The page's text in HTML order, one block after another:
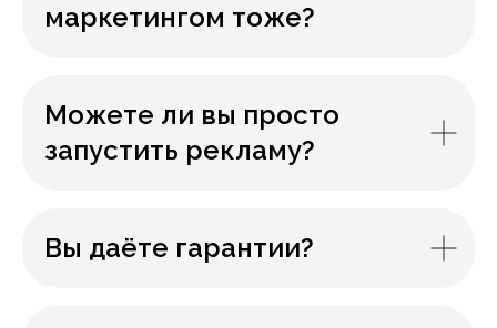
маркетингом тоже?
Можете ли вы просто
запустить рекламу?
Вы даёте гарантии?